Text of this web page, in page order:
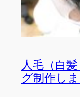
人毛（白
グ制作し